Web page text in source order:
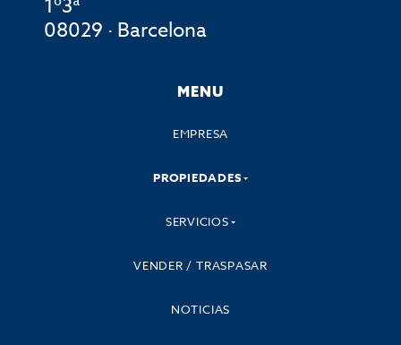
1º3ª
08029 · Barcelona
MENU
EMPRESA
PROPIEDADES
SERVICIOS
VENDER / TRASPASAR
NOTICIAS